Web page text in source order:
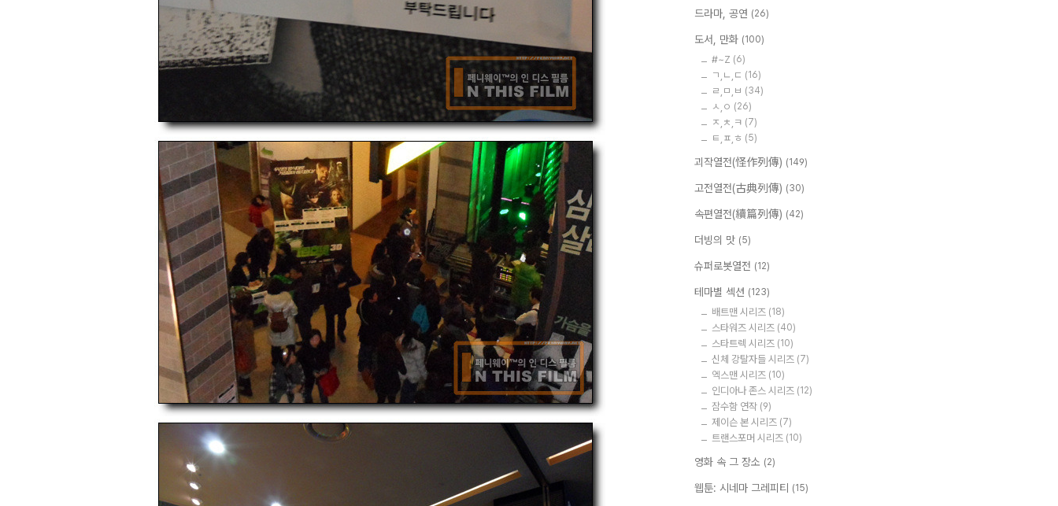
드라마, 공연 (26)
도서, 만화 (100)
#~Z (6)
ㄱ,ㄴ,ㄷ (16)
ㄹ,ㅁ,ㅂ (34)
ㅅ,ㅇ (26)
ㅈ,ㅊ,ㅋ (7)
ㅌ,ㅍ,ㅎ (5)
괴작열전(怪作列傳) (149)
고전열전(古典列傳) (30)
속편열전(續篇列傳) (42)
더빙의 맛 (5)
슈퍼로봇열전 (12)
테마별 섹션 (123)
배트맨 시리즈 (18)
스타워즈 시리즈 (40)
스타트렉 시리즈 (10)
신체 강탈자들 시리즈 (7)
엑스맨 시리즈 (10)
인디아나 존스 시리즈 (12)
잠수함 연작 (9)
제이슨 본 시리즈 (7)
트랜스포머 시리즈 (10)
영화 속 그 장소 (2)
웹툰: 시네마 그레피티 (15)